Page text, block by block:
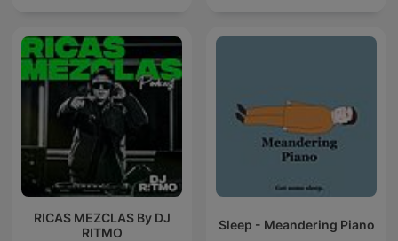
RICAS MEZCLAS By DJ
RITMO
Sleep - Meandering Piano